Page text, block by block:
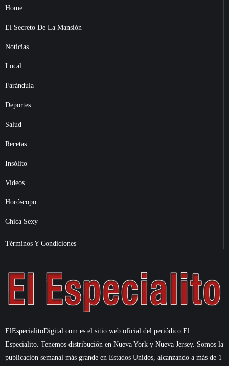
Home
El Secreto De La Mansión
Noticias
Local
Farándula
Deportes
Salud
Recetas
Insólito
Videos
Horóscopo
Chica Sexy
Términos Y Condiciones
ElEspecialitoDigital.com es el sitio web oficial del periódico El
Especialito. Tenemos distribución en Nueva York y Nueva Jersey. Somos la
publicación semanal más grande en Estados Unidos, alcanzando a más de 1